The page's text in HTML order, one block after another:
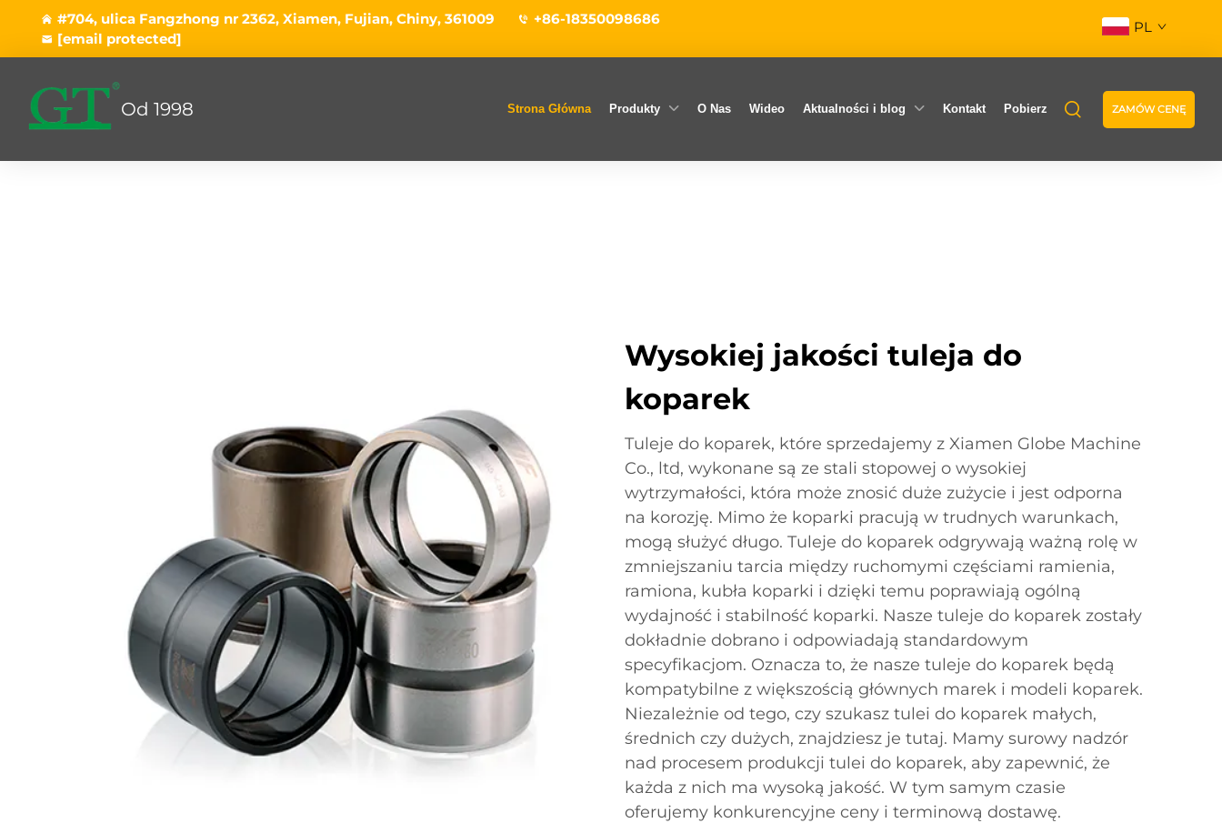
#704, ulica Fangzhong nr 2362, Xiamen, Fujian, Chiny, 361009
+86-18350098686
[email protected]
PL
Od 1998 Strona Główna Produkty O Nas Wideo Aktualności i blog Kontakt Pobierz ZAMÓW CENĘ
Wysokiej jakości tuleja do
koparek
Tuleje do koparek, które sprzedajemy z Xiamen Globe Machine
Co., ltd, wykonane są ze stali stopowej o wysokiej
wytrzymałości, która może znosić duże zużycie i jest odporna
na korozję. Mimo że koparki pracują w trudnych warunkach,
mogą służyć długo. Tuleje do koparek odgrywają ważną rolę w
zmniejszaniu tarcia między ruchomymi częściami ramienia,
ramiona, kubła koparki i dzięki temu poprawiają ogólną
wydajność i stabilność koparki. Nasze tuleje do koparek zostały
dokładnie dobrano i odpowiadają standardowym
specyfikacjom. Oznacza to, że nasze tuleje do koparek będą
kompatybilne z większością głównych marek i modeli koparek.
Niezależnie od tego, czy szukasz tulei do koparek małych,
średnich czy dużych, znajdziesz je tutaj. Mamy surowy nadzór
nad procesem produkcji tulei do koparek, aby zapewnić, że
każda z nich ma wysoką jakość. W tym samym czasie
oferujemy konkurencyjne ceny i terminową dostawę.